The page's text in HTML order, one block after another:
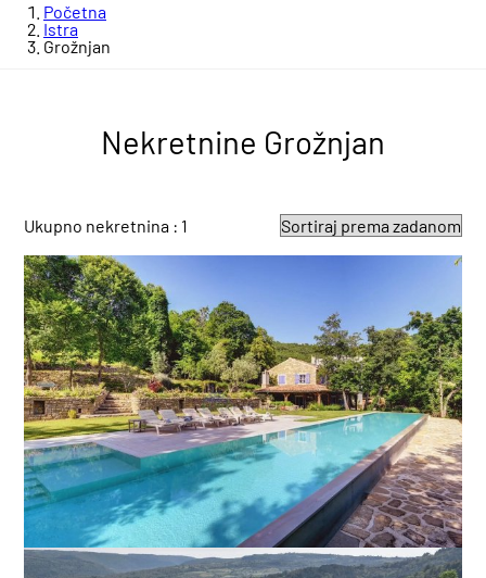
Početna
Istra
Grožnjan
Nekretnine Grožnjan
Ukupno nekretnina : 1